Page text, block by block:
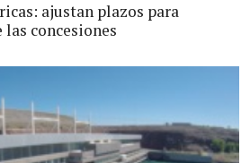
ajustan plazos para
concesiones